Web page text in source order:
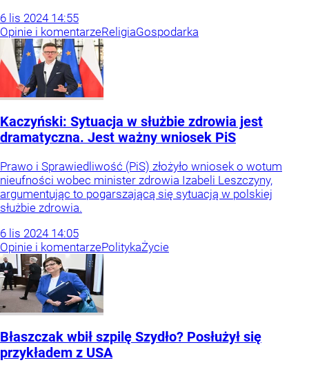
6 lis 2024 14:55
Opinie i komentarzeReligiaGospodarka
Kaczyński: Sytuacja w służbie zdrowia jest
dramatyczna. Jest ważny wniosek PiS
Prawo i Sprawiedliwość (PiS) złożyło wniosek o wotum
nieufności wobec minister zdrowia Izabeli Leszczyny,
argumentując to pogarszającą się sytuacją w polskiej
służbie zdrowia.
6 lis 2024 14:05
Opinie i komentarzePolitykaŻycie
Błaszczak wbił szpilę Szydło? Posłużył się
przykładem z USA